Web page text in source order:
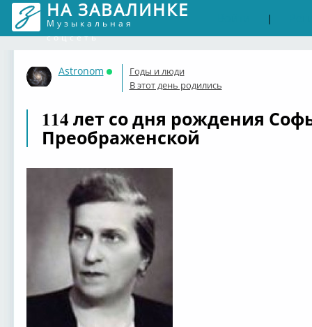
НА ЗАВАЛИНКЕ
Музыкальная
соцсеть
|
Astronom
Онлайн
Годы и люди
В этот день родились
114 лет со дня рождения
Преображенской